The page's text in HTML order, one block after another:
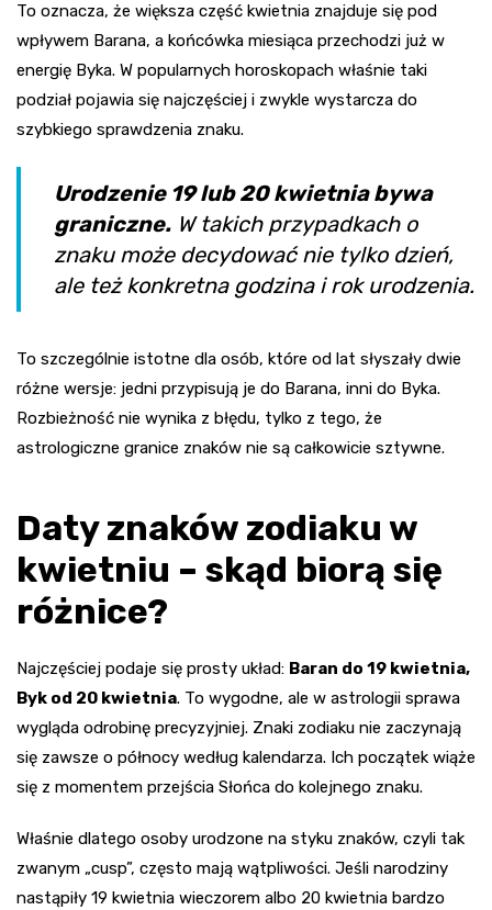
To oznacza, że większa część kwietnia znajduje się pod
wpływem Barana, a końcówka miesiąca przechodzi już w
energię Byka. W popularnych horoskopach właśnie taki
podział pojawia się najczęściej i zwykle wystarcza do
szybkiego sprawdzenia znaku.
Urodzenie 19 lub 20 kwietnia bywa
graniczne. W takich przypadkach o
znaku może decydować nie tylko dzień,
ale też konkretna godzina i rok urodzenia.
To szczególnie istotne dla osób, które od lat słyszały dwie
różne wersje: jedni przypisują je do Barana, inni do Byka.
Rozbieżność nie wynika z błędu, tylko z tego, że
astrologiczne granice znaków nie są całkowicie sztywne.
Daty znaków zodiaku w
kwietniu – skąd biorą się
różnice?
Najczęściej podaje się prosty układ: Baran do 19 kwietnia,
Byk od 20 kwietnia. To wygodne, ale w astrologii sprawa
wygląda odrobinę precyzyjniej. Znaki zodiaku nie zaczynają
się zawsze o północy według kalendarza. Ich początek wiąże
się z momentem przejścia Słońca do kolejnego znaku.
Właśnie dlatego osoby urodzone na styku znaków, czyli tak
zwanym „cusp”, często mają wątpliwości. Jeśli narodziny
nastąpiły 19 kwietnia wieczorem albo 20 kwietnia bardzo